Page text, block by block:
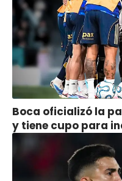
Boca oficializó la
y tiene cupo para